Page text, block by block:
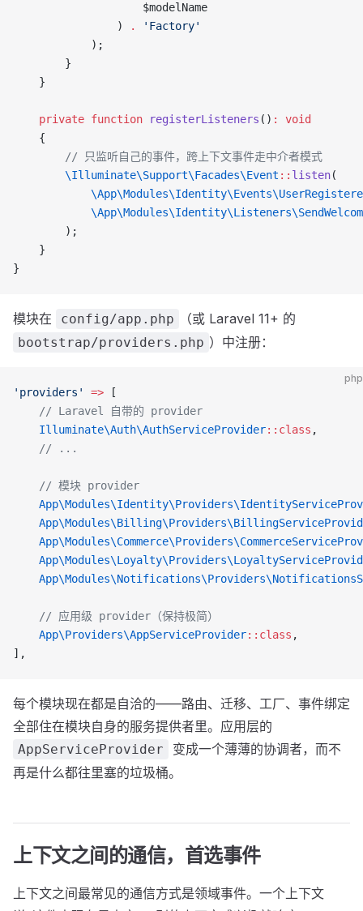
                    $modelName
                )
.
'Factory'
            );
        }
    }
    private
function registerListeners () :
void
    {
        // 只监听自己的事件，跨上下文事件走中介者模式
        \Illuminate\Support\Facades\Event
:: listen(
        );
    }
}
模块在 config/app.php （或 Laravel 11+ 的
bootstrap/providers.php ）中注册：
php
'providers' => [
    // Laravel 自带的 provider
    Illuminate\Auth\AuthServiceProvider
::class ,
    // ...
    // 模块 provider
    // 应用级 provider（保持极简）
    App\Providers\AppServiceProvider
::class ,
],
每个模块现在都是自洽的——路由、迁移、工厂、事件绑定
全部住在模块自身的服务提供者里。应用层的
AppServiceProvider
变成一个薄薄的协调者，而不
再是什么都往里塞的垃圾桶。
上下文之间的通信，首选事件
上下文之间最常见的通信方式是领域事件。一个上下文